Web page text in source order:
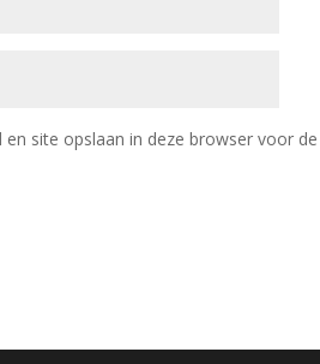
site opslaan in deze browser voor